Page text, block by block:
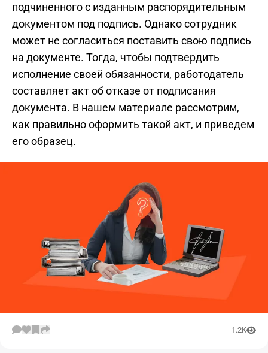
подчиненного с изданным распорядительным
документом под подпись. Однако сотрудник
может не согласиться поставить свою подпись
на документе. Тогда, чтобы подтвердить
исполнение своей обязанности, работодатель
составляет акт об отказе от подписания
документа. В нашем материале рассмотрим,
как правильно оформить такой акт, и приведем
его образец.
1.2K